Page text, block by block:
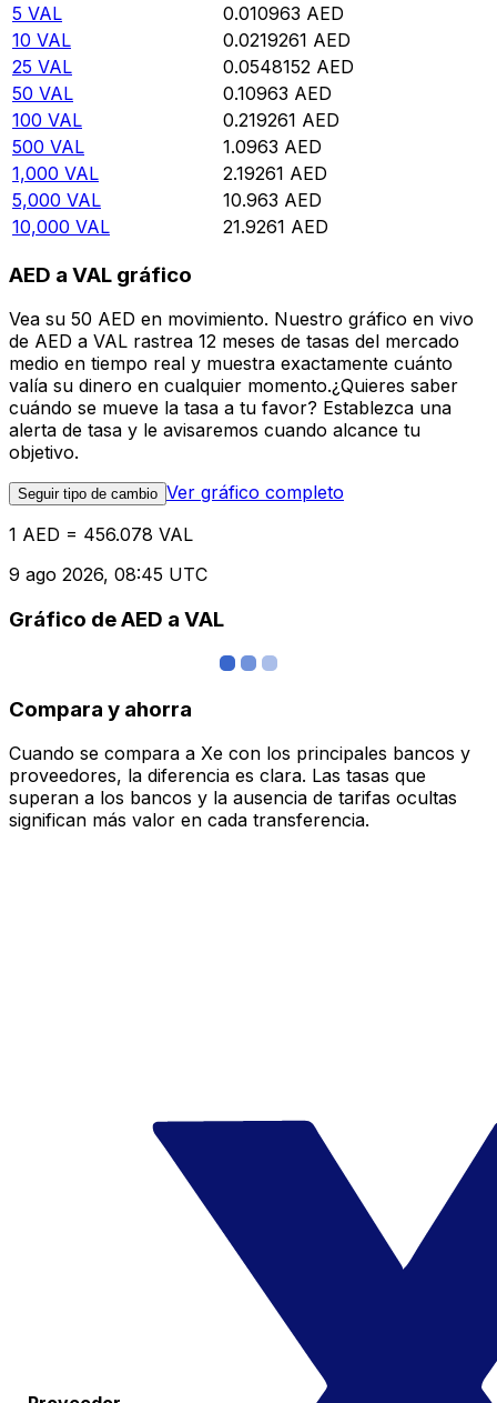
5 VAL 0.010963 AED
10 VAL 0.0219261 AED
25 VAL 0.0548152 AED
50 VAL 0.10963 AED
100 VAL 0.219261 AED
500 VAL 1.0963 AED
1,000 VAL 2.19261 AED
5,000 VAL 10.963 AED
10,000 VAL 21.9261 AED
AED a VAL gráfico
Vea su 50 AED en movimiento. Nuestro gráfico en vivo
de AED a VAL rastrea 12 meses de tasas del mercado
medio en tiempo real y muestra exactamente cuánto
valía su dinero en cualquier momento.¿Quieres saber
cuándo se mueve la tasa a tu favor? Establezca una
alerta de tasa y le avisaremos cuando alcance tu
objetivo.
Seguir tipo de cambio Ver gráfico completo
1 AED = 456.078 VAL
9 ago 2026, 08:45 UTC
Gráfico de AED a VAL
Compara y ahorra
Cuando se compara a Xe con los principales bancos y
proveedores, la diferencia es clara. Las tasas que
superan a los bancos y la ausencia de tarifas ocultas
significan más valor en cada transferencia.